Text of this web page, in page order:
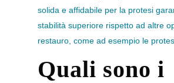
solida e affidabile per la protesi
stabilità superiore rispetto ad altre
restauro, come ad esempio le
Quali sono i